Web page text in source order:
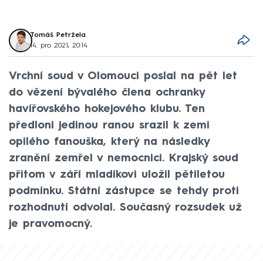
Tomáš Petržela
14. pro 2021, 20:14
Vrchní soud v Olomouci poslal na pět let
do vězení bývalého člena ochranky
havířovského hokejového klubu. Ten
předloni jedinou ranou srazil k zemi
opilého fanouška, který na následky
zranění zemřel v nemocnici. Krajský soud
přitom v září mladíkovi uložil pětiletou
podmínku. Státní zástupce se tehdy proti
rozhodnutí odvolal. Současný rozsudek už
je pravomocný.